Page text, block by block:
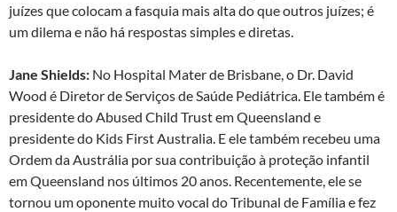
juízes que colocam a fasquia mais alta do que outros juízes; é
um dilema e não há respostas simples e diretas.
Jane Shields: No Hospital Mater de Brisbane, o Dr. David
Wood é Diretor de Serviços de Saúde Pediátrica. Ele também é
presidente do Abused Child Trust em Queensland e
presidente do Kids First Australia. E ele também recebeu uma
Ordem da Austrália por sua contribuição à proteção infantil
em Queensland nos últimos 20 anos. Recentemente, ele se
tornou um oponente muito vocal do Tribunal de Família e fez